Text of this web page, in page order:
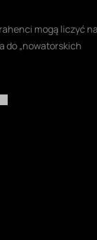
mogą liczyć na
do „nowatorskich